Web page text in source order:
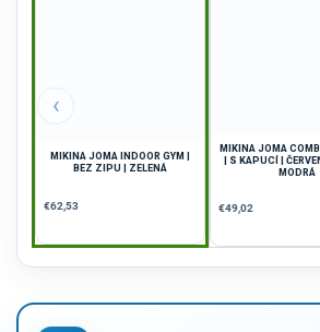
‹
MIKINA JOMA INDOOR GYM |
BEZ ZIPU | ZELENÁ
€62,53
MIKINA JOMA
| S KAPUCÍ |
MODRÁ
€49,02